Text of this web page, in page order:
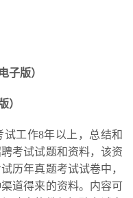
子版）
）
试工作8年以上，总结和
考试试题和资料，该资
历年真题考试试卷中，
道得来的资料。内容可